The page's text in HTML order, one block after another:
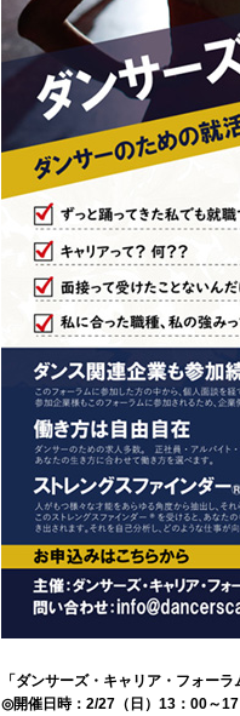
「ダンサーズ・キャリア・フォーラ
◎開催日時：2/27（日）13：00～